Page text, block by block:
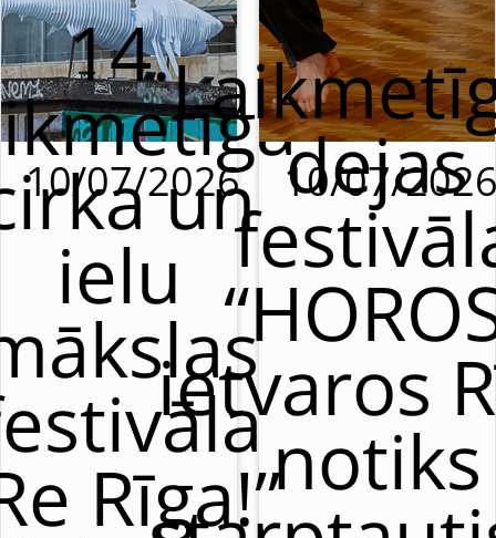
10/07/2026
14.
un
ielu
Rīga!”
10/07/
dejas
ietvaros
notiks